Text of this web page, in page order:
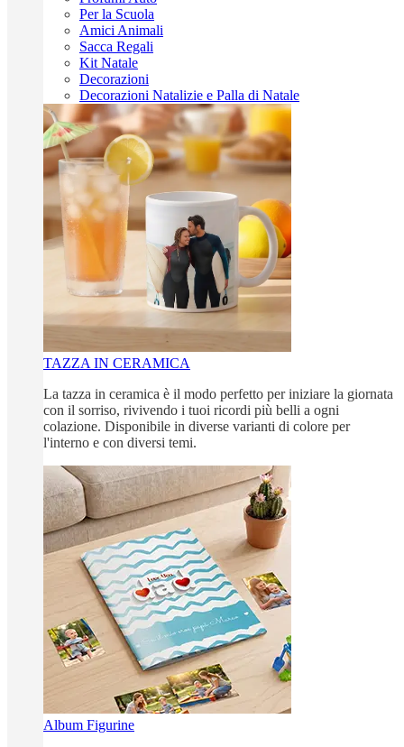
Per la Scuola
Amici Animali
Sacca Regali
Kit Natale
Decorazioni
Decorazioni Natalizie e Palla di Natale
TAZZA IN CERAMICA
La tazza in ceramica è il modo perfetto per iniziare la giornata
con il sorriso, rivivendo i tuoi ricordi più belli a ogni
colazione. Disponibile in diverse varianti di colore per
l'interno e con diversi temi.
Album Figurine